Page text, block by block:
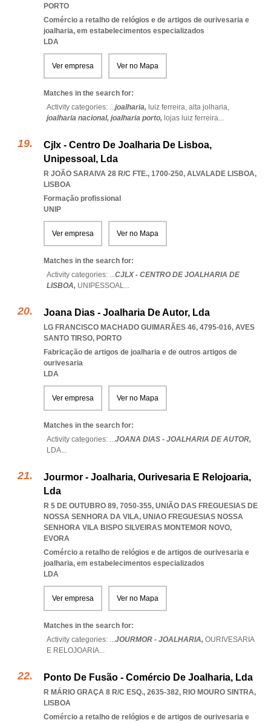
PORTO
Comércio a retalho de relógios e de artigos de ourivesaria e
joalharia, em estabelecimentos especializados
LDA
Ver empresa Ver no Mapa
Matches in the search for:
Activity categories: ...joalharia, luiz ferreira, alta jolharia,
joalharia nacional, joalharia porto, lojas luiz ferreira...
Cjlx - Centro De Joalharia De Lisboa,
Unipessoal, Lda
R JOÃO SARAIVA 28 R/C FTE., 1700-250, ALVALADE LISBOA,
LISBOA
Formação profissional
UNIP
Ver empresa Ver no Mapa
Matches in the search for:
Activity categories: ...CJLX - CENTRO DE JOALHARIA DE
LISBOA, UNIPESSOAL...
Joana Dias - Joalharia De Autor, Lda
LG FRANCISCO MACHADO GUIMARÃES 46, 4795-016, AVES
SANTO TIRSO, PORTO
Fabricação de artigos de joalharia e de outros artigos de
ourivesaria
LDA
Ver empresa Ver no Mapa
Matches in the search for:
Activity categories: ...JOANA DIAS - JOALHARIA DE AUTOR,
LDA...
Jourmor - Joalharia, Ourivesaria E Relojoaria,
Lda
R 5 DE OUTUBRO 89, 7050-355, UNIÃO DAS FREGUESIAS DE
NOSSA SENHORA DA VILA, UNIAO FREGUESIAS NOSSA
SENHORA VILA BISPO SILVEIRAS MONTEMOR NOVO,
EVORA
Comércio a retalho de relógios e de artigos de ourivesaria e
joalharia, em estabelecimentos especializados
LDA
Ver empresa Ver no Mapa
Matches in the search for:
Activity categories: ...JOURMOR - JOALHARIA, OURIVESARIA
E RELOJOARIA...
Ponto De Fusão - Comércio De Joalharia, Lda
R MÁRIO GRAÇA 8 R/C ESQ., 2635-382, RIO MOURO SINTRA,
LISBOA
Comércio a retalho de relógios e de artigos de ourivesaria e